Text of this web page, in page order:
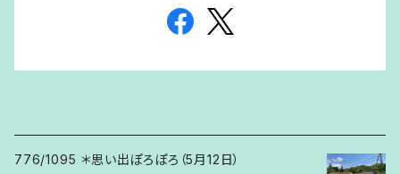
776/1095 ＊思い出ぽろぽろ（5月12日）